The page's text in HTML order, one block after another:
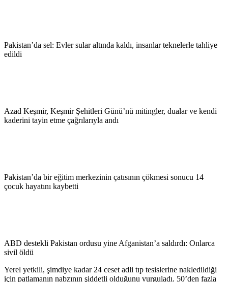
Pakistan’da sel: Evler sular altında kaldı, insanlar teknelerle tahliye
edildi
Azad Keşmir, Keşmir Şehitleri Günü’nü mitingler, dualar ve kendi
kaderini tayin etme çağrılarıyla andı
Pakistan’da bir eğitim merkezinin çatısının çökmesi sonucu 14
çocuk hayatını kaybetti
ABD destekli Pakistan ordusu yine Afganistan’a saldırdı: Onlarca
sivil öldü
Yerel yetkili, şimdiye kadar 24 ceset adli tıp tesislerine nakledildiği
için patlamanın nabzının şiddetli olduğunu vurguladı. 50’den fazla